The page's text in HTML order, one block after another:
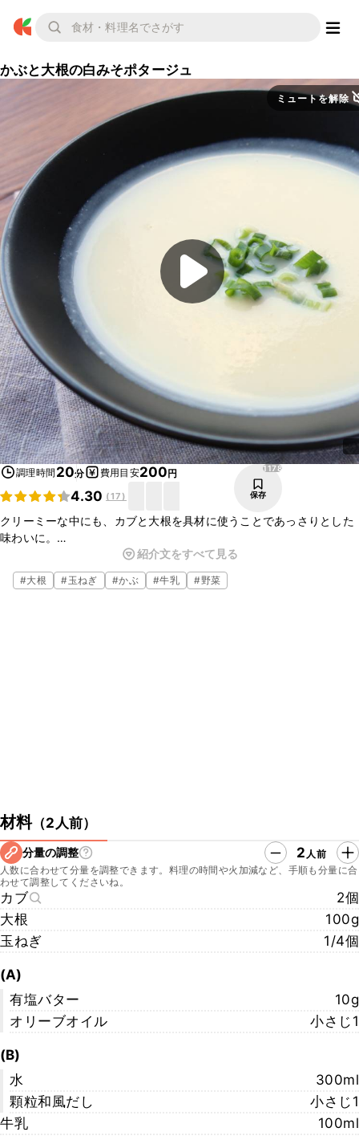
かぶと大根の白みそポタージュ
ミュートを解除
調理時間 20分 費用目安200円
4.30 (17)
1178
保存
クリーミーな中にも、カブと大根を具材に使うことであっさりとした
味わいに。
お出汁も効いた和風の白みそ仕立てなので、和食にも合います。
白い根野菜の栄養と旨みがたっぷり詰まったポタージュで心も体も
ほっこり温まりましょう。
紹介文をすべて見る
#大根 #玉ねぎ #かぶ #牛乳 #野菜
材料（2人前）
分量の調整 2 人前
人数に合わせて分量を調整できます。料理の時間や火加減など、手順も分量に合
わせて調整してくださいね。
カブ
2個
大根
100g
玉ねぎ
1/4個
(A)
有塩バター
10g
オリーブオイル
小さじ1
(B)
水
300ml
顆粒和風だし
小さじ1
牛乳
100ml